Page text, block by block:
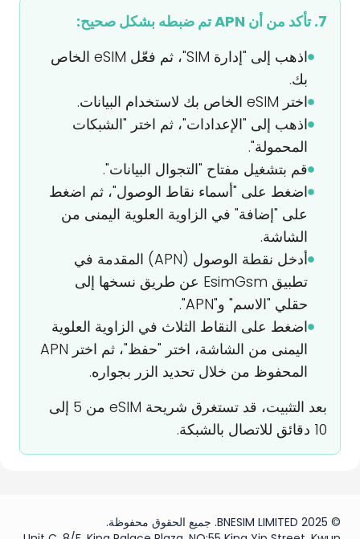
7. تأكد من أن APN تم ضبطه بشكل صحيح:
اذهب إلى "إدارة SIM"، ثم فعّل eSIM الخاص
بك.
اختر eSIM الخاص بك لاستخدام البيانات.
اذهب إلى "الإعدادات"، ثم اختر "الشبكات
المحمولة".
قم بتشغيل مفتاح "التجوال البيانات".
اضغط على "أسماء نقاط الوصول"، ثم اضغط
على "إضافة" في الزاوية العلوية اليمنى من
الشاشة.
أدخل نقطة الوصول (APN) المقدمة في
تطبيق EsimGsm عن طريق نسخها إلى
حقلي "الاسم" و"APN".
اضغط على النقاط الثلاث في الزاوية العلوية
اليمنى من الشاشة، اختر "حفظ"، ثم اختر APN
المحفوظ من خلال تحديد الزر بجواره.
بعد التثبيت، قد تستغرق شريحة eSIM من 5 إلى
10 دقائق للاتصال بالشبكة.
© 2025 BNESIM LIMITED. جميع الحقوق محفوظة.